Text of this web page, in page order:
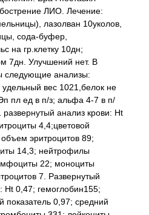
ЛИО. Лечение:
лазолван 10уколов,
сода-буфер,
на гр.клетку 10дн;
7дн. Улучшений нет. В
следующие анализы:
вес 1021,белок не
пл ед в п/з; альфа 4-7 в п/
анализ крови: Ht
4,4;цветовой
эритроцитов 89;
14,3; нейтрофилы
22; моноциты
7. Развернутый
Ht 0,47; гемоглобин155;
показатель 0,97; средний